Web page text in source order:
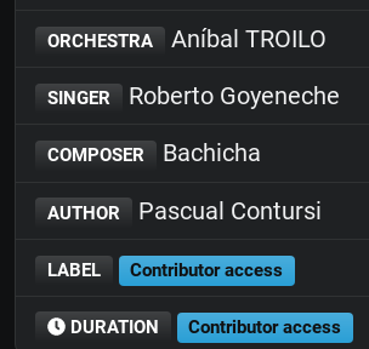
ORCHESTRA Aníbal TROILO
SINGER Roberto Goyeneche
COMPOSER Bachicha
AUTHOR Pascual Contursi
LABEL Contributor access
DURATION Contributor access